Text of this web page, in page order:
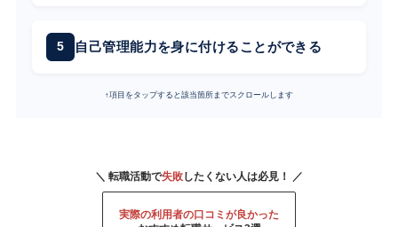
自己管理能力を身に付けることができる
↑項目をタップすると該当箇所までスクロールします
＼ 転職活動で失敗したくない人は必見！ ／
実際の利用者の口コミが良かった